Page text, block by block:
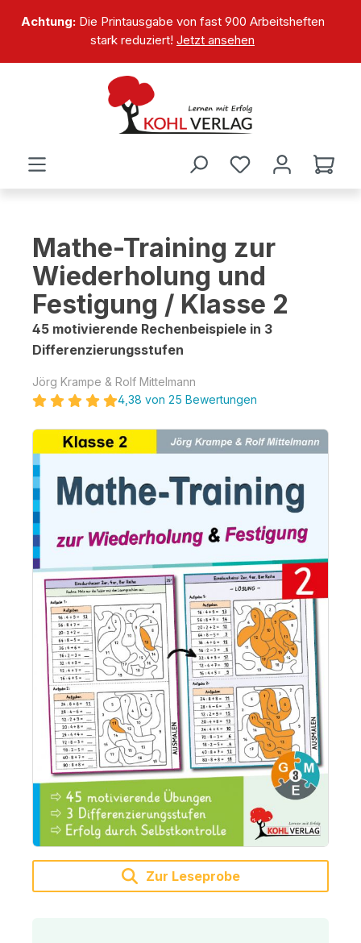
springen
Achtung:Die Printausgabe von fast 900 Arbeitsheften
stark reduziert! Jetzt ansehen
Mathe-Training zur
Wiederholung und
Festigung / Klasse 2
45 motivierende Rechenbeispiele in 3
Differenzierungsstufen
Jörg Krampe & Rolf Mittelmann
4,38 von 25 Bewertungen
Bildergalerie überspringen
Zur Leseprobe